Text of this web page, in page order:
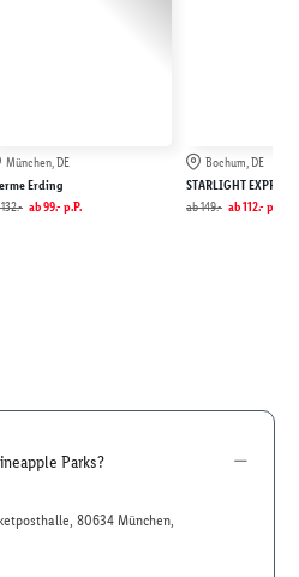
München, DE
Erding
132.- ab99.- p.P.
Bochum, DE
STARLIGHT EXPRESS
ab149.- ab112.- p.P.
Parks?
80634 München,